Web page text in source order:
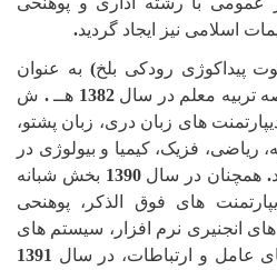
اسلامی نیز ایجاد گردید.
پیداکوژی رودکی بلخ) به عنوان
تربیه معلم در سال1382 هــ. ش
های زبان دری، زبان پشتو،
ریاضی، فزیک، کیمیا و بیولوژی در
. همچنان در سال1390 بخش شبانه
های فوق الذکر، پوهنحی
های انجنیری نرم افزار، سیستم های
عامل و ارتباطات، در سال 1391